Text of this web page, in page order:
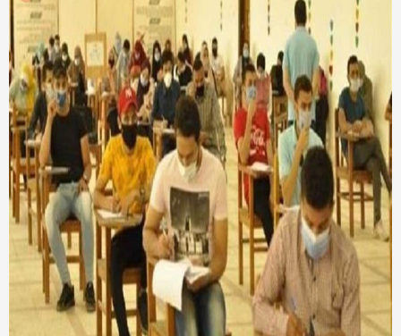
عربية ودولية
تقنيات
تحقيقات صحفية
مقالات
عامة ومنوعات
طب وصحة